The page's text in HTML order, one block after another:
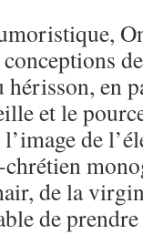
en
et le
de
de la
de